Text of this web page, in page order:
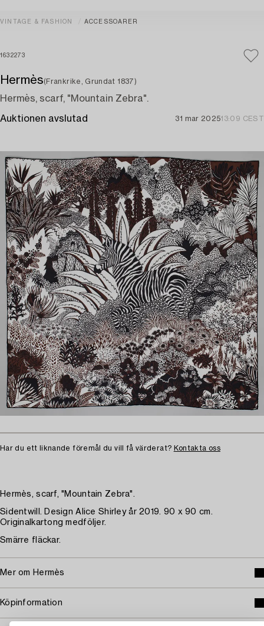
VINTAGE & FASHION ACCESSOARER
1632273
Hermès(Frankrike, Grundat 1837)
Hermès, scarf, "Mountain Zebra".
Auktionen avslutad 31 mar 202513:09 CEST
Har du ett liknande föremål du vill få värderat? Kontakta oss
Hermès, scarf, "Mountain Zebra".
Sidentwill. Design Alice Shirley år 2019. 90 x 90 cm.
Originalkartong medföljer.
Smärre fläckar.
Mer om Hermès
Köpinformation